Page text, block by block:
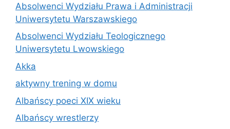
Absolwenci Wydziału Prawa i Administracji
Uniwersytetu Warszawskiego
Absolwenci Wydziału Teologicznego
Uniwersytetu Lwowskiego
Akka
aktywny trening w domu
Albańscy poeci XIX wieku
Albańscy wrestlerzy